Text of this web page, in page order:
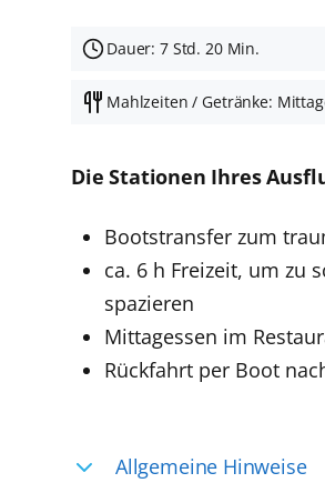
Dauer: 7 Std. 20 Min.
Mahlzeiten / Getränke:
Die Stationen Ihres
Bootstransfer zum
ca. 6 h Freizeit, um zu
spazieren
Mittagessen im
Rückfahrt per Boot
Allgemeine Hinweise